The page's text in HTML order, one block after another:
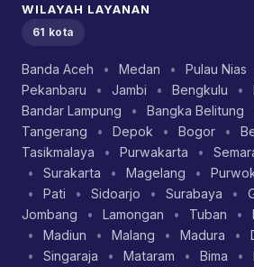
WILAYAH LAYANAN
61 kota
Banda Aceh • Medan • Pulau Nias
Pekanbaru
• Jambi • Bengkulu •
Bandar Lampung
• Bangka Belitung
Tangerang
• Depok • Bogor •
Tasikmalaya
• Purwakarta •
•
Surakarta • Magelang •
•
Pati • Sidoarjo • Surabaya •
Jombang
• Lamongan • Tuban •
•
Madiun • Malang • Madura •
•
Singaraja • Mataram • Bima •